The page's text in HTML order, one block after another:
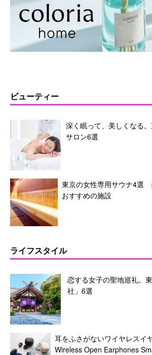
ビューティー
深く眠って、美しくなる。
サロン6選
東京の女性専用サウナ4選
おすすめの施設
ライフスタイル
恋する女子の聖地巡礼。
社」6選
耳をふさがないワイヤレスイ
Wireless Open Earphones